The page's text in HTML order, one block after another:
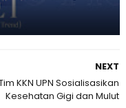
NEXT
KKN UPN Sosialisasikan
Kesehatan Gigi dan Mulut